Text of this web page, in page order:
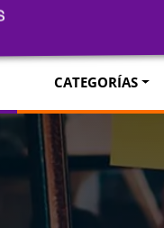
CATEGORÍAS